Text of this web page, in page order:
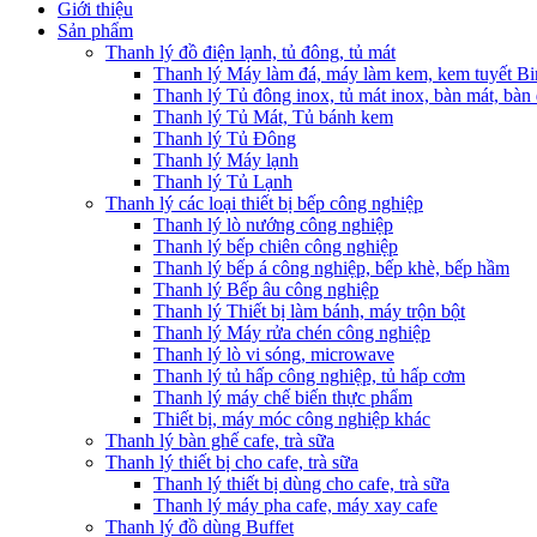
Giới thiệu
Sản phẩm
Thanh lý đồ điện lạnh, tủ đông, tủ mát
Thanh lý Máy làm đá, máy làm kem, kem tuyết
Thanh lý Tủ đông inox, tủ mát inox, bàn mát, bàn
Thanh lý Tủ Mát, Tủ bánh kem
Thanh lý Tủ Đông
Thanh lý Máy lạnh
Thanh lý Tủ Lạnh
Thanh lý các loại thiết bị bếp công nghiệp
Thanh lý lò nướng công nghiệp
Thanh lý bếp chiên công nghiệp
Thanh lý bếp á công nghiệp, bếp khè, bếp hầm
Thanh lý Bếp âu công nghiệp
Thanh lý Thiết bị làm bánh, máy trộn bột
Thanh lý Máy rửa chén công nghiệp
Thanh lý lò vi sóng, microwave
Thanh lý tủ hấp công nghiệp, tủ hấp cơm
Thanh lý máy chế biến thực phẩm
Thiết bị, máy móc công nghiệp khác
Thanh lý bàn ghế cafe, trà sữa
Thanh lý thiết bị cho cafe, trà sữa
Thanh lý thiết bị dùng cho cafe, trà sữa
Thanh lý máy pha cafe, máy xay cafe
Thanh lý đồ dùng Buffet